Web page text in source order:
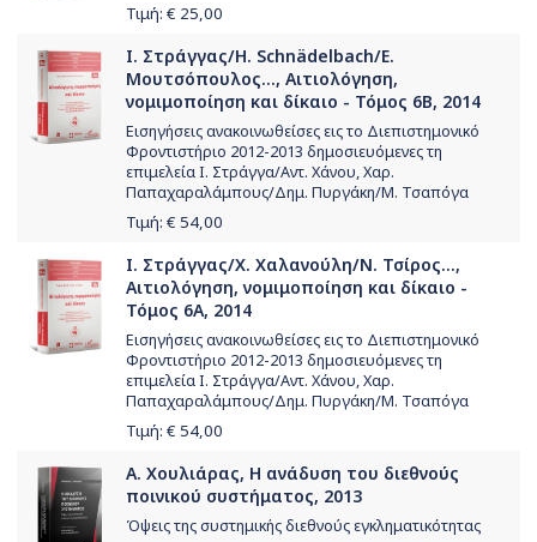
Τιμή: € 25,00
Ι. Στράγγας/H. Schnädelbach/Ε.
Μουτσόπουλος..., Αιτιολόγηση,
νομιμοποίηση και δίκαιο - Τόμος 6Β, 2014
Εισηγήσεις ανακοινωθείσες εις το Διεπιστημονικό
Φροντιστήριο 2012-2013 δημοσιευόμενες τη
επιμελεία Ι. Στράγγα/Αντ. Χάνου, Χαρ.
Παπαχαραλάμπους/Δημ. Πυργάκη/Μ. Τσαπόγα
Τιμή: € 54,00
Ι. Στράγγας/Χ. Χαλανούλη/Ν. Τσίρος...,
Αιτιολόγηση, νομιμοποίηση και δίκαιο -
Τόμος 6Α, 2014
Εισηγήσεις ανακοινωθείσες εις το Διεπιστημονικό
Φροντιστήριο 2012-2013 δημοσιευόμενες τη
επιμελεία Ι. Στράγγα/Αντ. Χάνου, Χαρ.
Παπαχαραλάμπους/Δημ. Πυργάκη/Μ. Τσαπόγα
Τιμή: € 54,00
Α. Χουλιάρας, Η ανάδυση του διεθνούς
ποινικού συστήματος, 2013
Όψεις της συστημικής διεθνούς εγκληματικότητας